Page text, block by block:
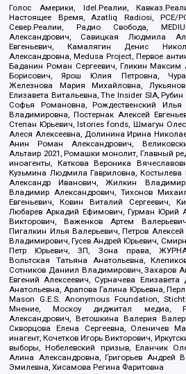
Голос Америки, Idel.Реалии,
Настоящее Время, Azatliq Radiosi, PCE/
Север.Реалии, Радио Свобода,
Александрович, Савицкая Людмила
Евгеньевич, Камалягин Денис
Александровна, Medusa Project, Первое
Баданин Роман Сергеевич, Гликин Максим
Борисович, Ярош Юлия Петровна,
Железнова Мария Михайловна,
Елизавета Витальевна, The Insider SIA,
Софья Романовна, Рождественский
Владимировна, Постернак Алексей
Степан Юрьевич, Istories fonds, Шмагун
Алеся Алексеевна, Долинина Ирина
Анин Роман Александрович,
Альтаир 2021, Ромашки монолит, Главный
иноагенты, Каткова Вероника
Кузьмина Людмила Гавриловна,
Александр Иванович, Жилкин
Владимир Александрович, Тихонов
Евгеньевич, Ковин Виталий Сергеевич,
Любарев Аркадий Ефимович, Гурман Юрий
Викторович, Важенков Артем
Пигалкин Илья Валерьевич, Петров
Владимирович, Гусев Андрей Юрьевич,
Петр Юрьевич, ЗП, Зона права,
Вольтская Татьяна Анатольевна,
Сотников Даниил Владимирович, Захаров
Евгений Алексеевич, Сурначева
Анатольевна, Арапова Галина Юрьевна,
Mason G.E.S. Anonymous Foundation,
Мнение, Москоу диджитал медиа,
Александрович, Ветошкина Валерия
Скворцова Елена Сергеевна, Оленичев
инагент, Кочетков Игорь Викторович,
выборы, Нобелевский призыв, Еланчик
Алина Александровна, Григорьев Андрей
Эмилевна, Хисамова Регина Фаритовна